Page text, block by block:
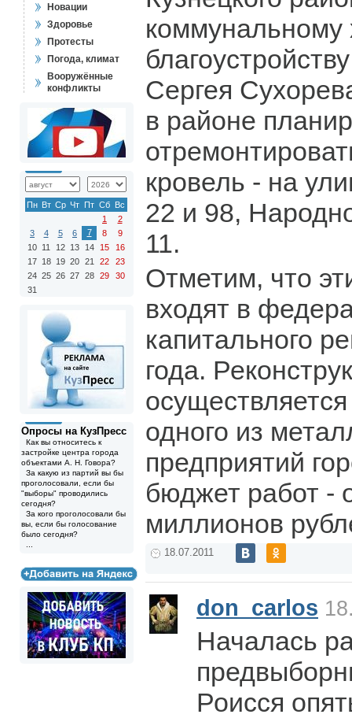
Новации
Здоровье
Протесты
Погода, климат
Вооружённые
конфликты
Пн Вт Ср Чт Пт Сб Вс
1
2
3
4 5 6 7 8
9
10 11 12 13 14 15
16
17 18 19 20 21 22
23
24 25 26 27 28 29
30
31
Опросы на КузПресс
Как вы относитесь к
застройке центра города
объектами А. Н. Говора?
За какую из партий вы бы
проголосовали, если бы
"выборы" проводились
сегодня?
За кого проголосовали бы
вы, если бы голосование
было сегодня?
коммунальному
Сергея
в районе
кровель - на
22 и 98,
11.
Отметим, что
входят в
капитального
года.
одного из
предприятий
бюджет работ -
миллионов
18.07.2011
don_carlos
Началась
Роисся